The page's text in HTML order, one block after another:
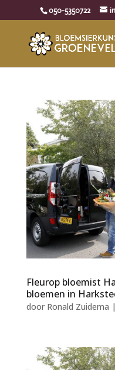
050-5350722
Fleurop bloemist
bloemen in
door Ronald Zuidema |